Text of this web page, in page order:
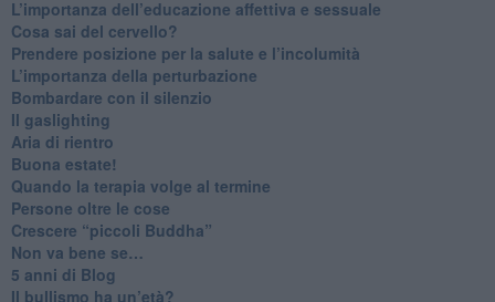
​L’importanza dell’educazione affettiva e sessuale
​Cosa sai del cervello?
Prendere posizione per la salute e l’incolumità
L’importanza della perturbazione
​Bombardare con il silenzio
Il gaslighting
Aria di rientro
Buona estate!
​Quando la terapia volge al termine
​Persone oltre le cose
​Crescere “piccoli Buddha”
Non va bene se…
​5 anni di Blog
​Il bullismo ha un’età?